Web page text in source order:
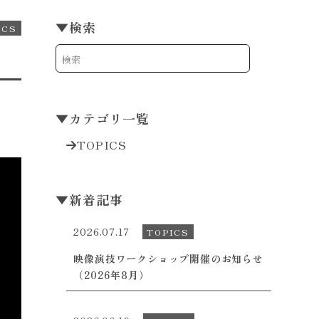
▼検索
▼カテゴリ一覧
TOPICS
▼新着記事
2026.07.17 TOPICS
映像演技ワークショップ開催のお知らせ
（2026年8月）